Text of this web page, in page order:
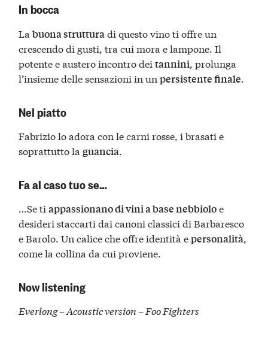
In bocca
Labuona struttura di questo vino ti offre un
crescendo di gusti, tra cui mora e lampone. Il
potente e austero incontro deitannini , prolunga
l’insieme delle sensazioni in unpersistente finale
Nel piatto
Fabrizio lo adora con le carni rosse, i brasati e
soprattutto laguancia.
Fa al caso tuo se…
…Se tiappassionano di vini a base nebbioloe
desideri staccarti dai canoni classici di Barbaresco
e Barolo. Un calice che offre identità epersonalità,
come la collina da cui proviene.
Now listening
Everlong – Acoustic version – Foo Fighters